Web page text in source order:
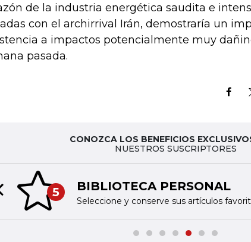
de la industria energética saudita e
con el archirrival Irán, demostraría un
a impactos potencialmente muy
pasada.
CONOZCA LOS BENEFICIOS
NUESTROS SUSCRIPTORES
5 BIBLIOTECA PERSONAL
Seleccione y conserve sus artículos
slide